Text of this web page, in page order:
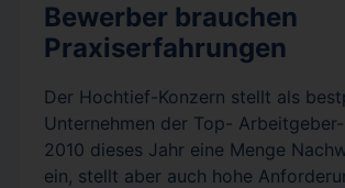
Bewerber brauchen
Praxiserfahrungen
Der Hochtief-Konzern stellt als
Unternehmen der Top-
2010 dieses Jahr eine Menge
ein, stellt aber auch hohe